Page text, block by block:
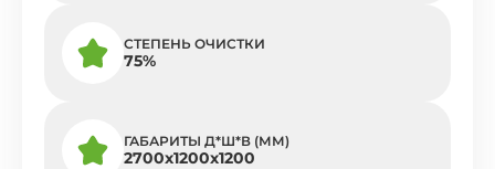
СТЕПЕНЬ ОЧИСТКИ
75%
ГАБАРИТЫ Д*Ш*В (ММ)
2700х1200х1200